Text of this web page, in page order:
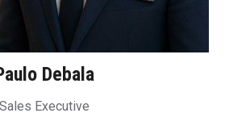
Debala
Sales Executive